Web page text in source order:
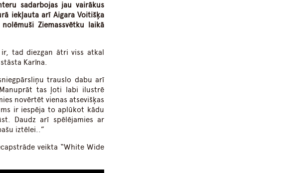
sadarbojas jau vairākus
iekļauta arī Aigara Voitišķa
Ziemassvētku laikā
tad diezgan ātri viss atkal
Karīna.
trauslo dabu arī
tas ļoti labi ilustrē
novērtēt vienas atsevišķas
ir iespēja to aplūkot kādu
Daudz arī spēlējamies ar
iztēlei..”
veikta “White Wide